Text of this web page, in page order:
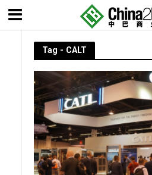
Tag - CALT